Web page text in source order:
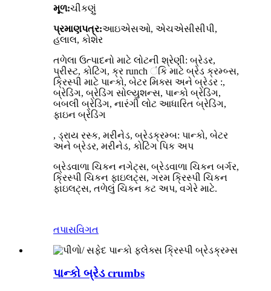
મૂળ:ચીકણું
પ્રમાણપત્ર:આઇએસઓ, એચએસીસીપી,
હલાલ, કોશેર
તળેલા ઉત્પાદનો માટે લોટની શ્રેણી: બ્રેડર,
પ્રીસ્ટ, કોટિંગ, ક્ર runch ંકિ માટે બ્રેડ ક્રમ્બ્સ,
ક્રિસ્પી માટે પાન્કો, બેટર મિક્સ અને બ્રેડર :,
બ્રેડિંગ, બ્રેડિંગ સોલ્યુશન્સ, પાન્કો બ્રેડિંગ,
બબલી બ્રેડિંગ, નારંગી લોટ આધારિત બ્રેડિંગ,
ફાઇન બ્રેડિંગ
, ડ્રાય રસ્ક, મરીનેડ, બ્રેડક્રમ્બ: પાન્કો, બેટર
અને બ્રેડર, મરીનેડ, કોટિંગ પિક અપ
બ્રેડવાળા ચિકન નગેટ્સ, બ્રેડવાળા ચિકન બર્ગર,
ક્રિસ્પી ચિકન ફાઇલટ્સ, ગરમ ક્રિસ્પી ચિકન
ફાઇલટ્સ, તળેલું ચિકન કટ અપ, વગેરે માટે.
તપાસવિગત
પાન્કો બ્રેડ crumbs